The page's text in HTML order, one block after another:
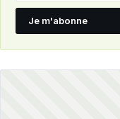
Je m'abonne